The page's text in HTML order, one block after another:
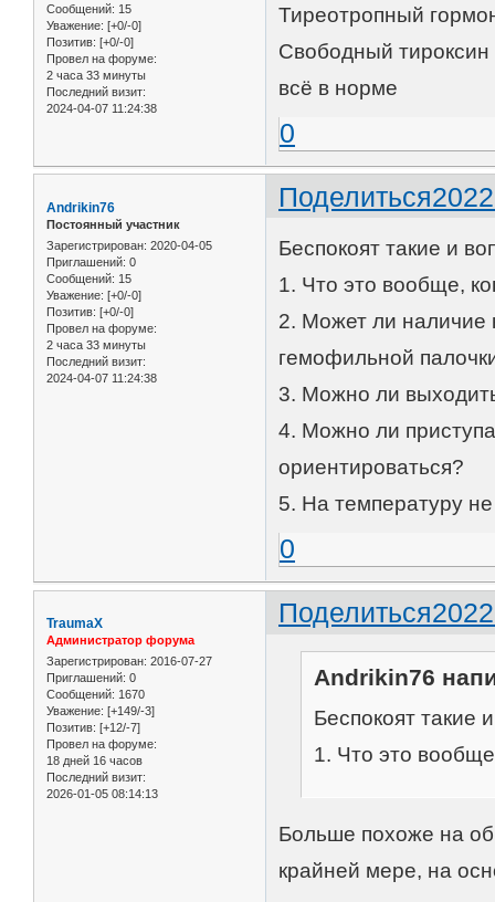
Сообщений: 15
Уважение: [+0/-0]
Позитив: [+0/-0]
Провел на форуме:
2 часа 33 минуты
Последний визит:
2024-04-07 11:24:38
Тиреотропный
Свободный тироксин
всё в норме
0
Поделиться
Andrikin76
Постоянный участник
Зарегистрирован: 2020-04-05
Приглашений: 0
Сообщений: 15
Уважение: [+0/-0]
Позитив: [+0/-0]
Провел на форуме:
2 часа 33 минуты
Последний визит:
2024-04-07 11:24:38
Беспокоят такие и
1. Что это вообще,
2. Может ли наличие
гемофильной
3. Можно ли
4. Можно ли
ориентироваться?
5. На температуру
0
Поделиться
TraumaX
Администратор форума
Зарегистрирован: 2016-07-27
Приглашений: 0
Сообщений: 1670
Уважение: [+149/-3]
Позитив: [+12/-7]
Провел на форуме:
18 дней 16 часов
Последний визит:
2026-01-05 08:14:13
Andrikin76
Беспокоят такие
1. Что это
Больше похоже на
крайней мере, на